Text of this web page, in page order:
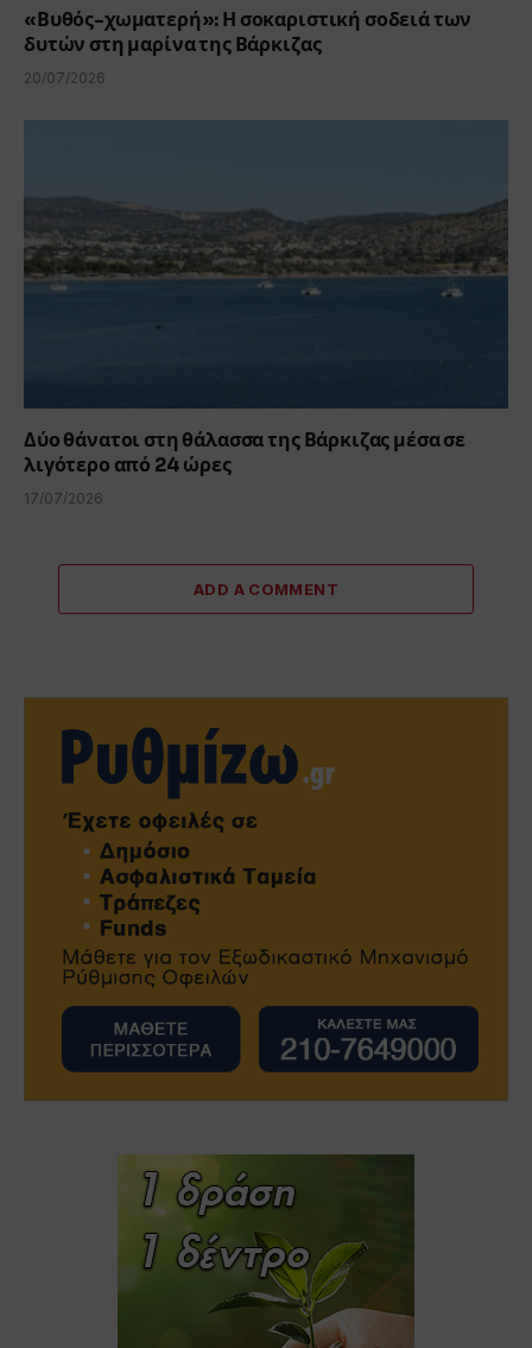
«Βυθός-χωματερή»: Η σοκαριστική σοδειά των
δυτών στη μαρίνα της Βάρκιζας
20/07/2026
Δύο θάνατοι στη θάλασσα της Βάρκιζας μέσα σε
λιγότερο από 24 ώρες
17/07/2026
ADD A COMMENT